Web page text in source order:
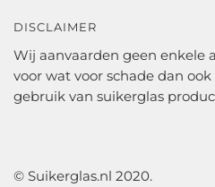
DISCLAIMER
Wij aanvaarden geen enkele
voor wat voor schade dan
gebruik van suikerglas
© Suikerglas.nl 2020.